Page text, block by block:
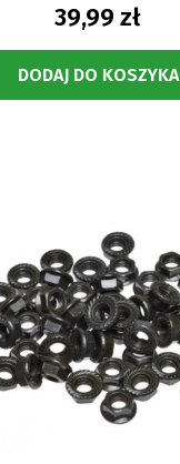
39,99 zł
DODAJ DO KOSZYKA